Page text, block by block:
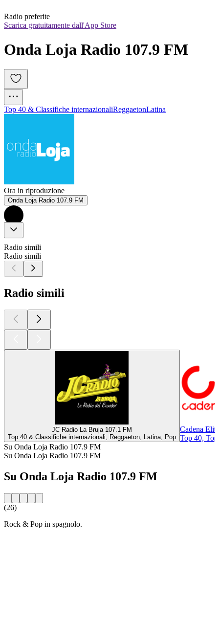
Radio preferite
Scarica gratuitamente dall'App Store
Onda Loja Radio 107.9 FM
Top 40 & Classifiche internazionaliReggaetonLatina
Ora in riproduzione
Onda Loja Radio 107.9 FM
Radio simili
Radio simili
Radio simili
JC Radio La Bruja 107.1 FM
Top 40 & Classifiche internazionali, Reggaeton, Latina, Pop
Cadena
Top 40,
Su Onda Loja Radio 107.9 FM
Su Onda Loja Radio 107.9 FM
Su Onda Loja Radio 107.9 FM
(26)
Rock & Pop in spagnolo.